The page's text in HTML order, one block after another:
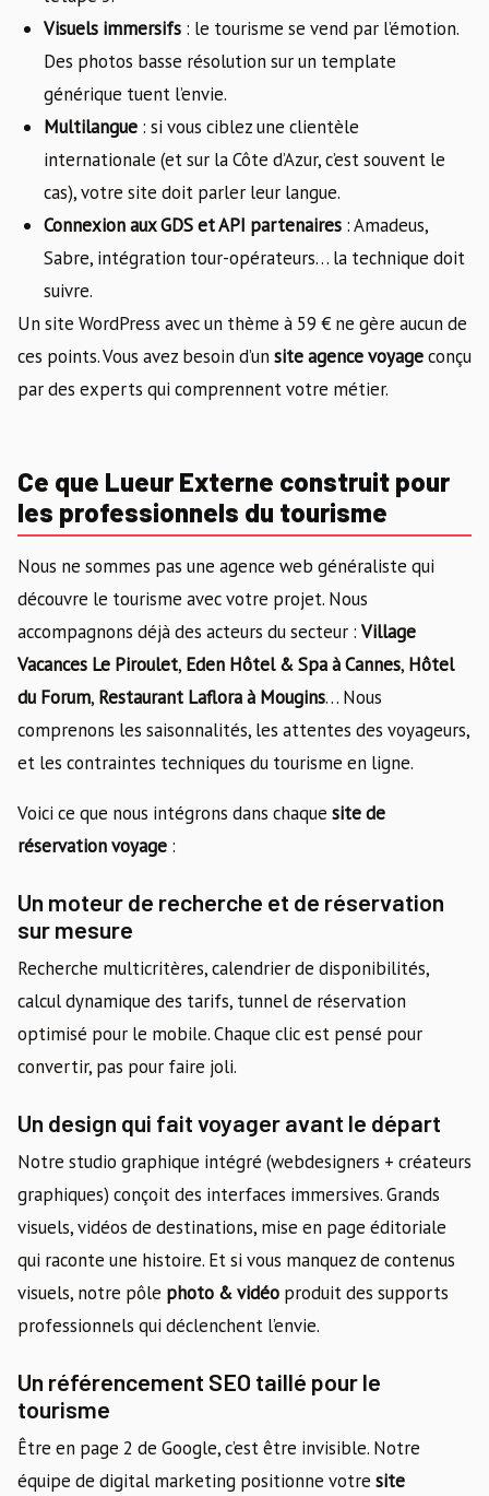
Visuels immersifs : le tourisme se vend par l’émotion.
Des photos basse résolution sur un template
générique tuent l’envie.
Multilangue : si vous ciblez une clientèle
internationale (et sur la Côte d’Azur, c’est souvent le
cas), votre site doit parler leur langue.
Connexion aux GDS et API partenaires : Amadeus,
Sabre, intégration tour-opérateurs… la technique doit
suivre.
Un site WordPress avec un thème à 59 € ne gère aucun de
ces points. Vous avez besoin d’un site agence voyageconçu
par des experts qui comprennent votre métier.
Ce que Lueur Externe construit pour
les professionnels du tourisme
Nous ne sommes pas une agence web généraliste qui
découvre le tourisme avec votre projet. Nous
accompagnons déjà des acteurs du secteur : Village
Vacances Le Piroulet, Eden Hôtel & Spa à Cannes, Hôtel
du Forum, Restaurant Laflora à Mougins… Nous
comprenons les saisonnalités, les attentes des voyageurs,
et les contraintes techniques du tourisme en ligne.
Voici ce que nous intégrons dans chaque site de
réservation voyage :
Un moteur de recherche et de réservation
sur mesure
Recherche multicritères, calendrier de disponibilités,
calcul dynamique des tarifs, tunnel de réservation
optimisé pour le mobile. Chaque clic est pensé pour
convertir, pas pour faire joli.
Un design qui fait voyager avant le départ
Notre studio graphique intégré (webdesigners + créateurs
graphiques) conçoit des interfaces immersives. Grands
visuels, vidéos de destinations, mise en page éditoriale
qui raconte une histoire. Et si vous manquez de contenus
visuels, notre pôle photo & vidéo produit des supports
professionnels qui déclenchent l’envie.
Un référencement SEO taillé pour le
tourisme
Être en page 2 de Google, c’est être invisible. Notre
équipe de digital marketing positionne votre site